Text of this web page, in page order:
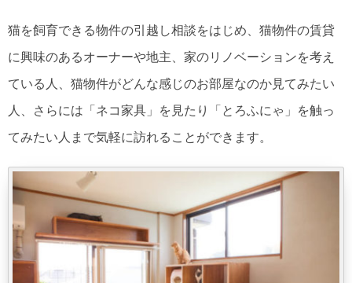
猫を飼育できる物件の引越し相談をはじめ、猫物件の賃貸
に興味のあるオーナーや地主、家のリノベーションを考え
ている人、猫物件がどんな感じのお部屋なのか見てみたい
人、さらには「ネコ家具」を見たり「とろふにゃ」を触っ
てみたい人まで気軽に訪れることができます。